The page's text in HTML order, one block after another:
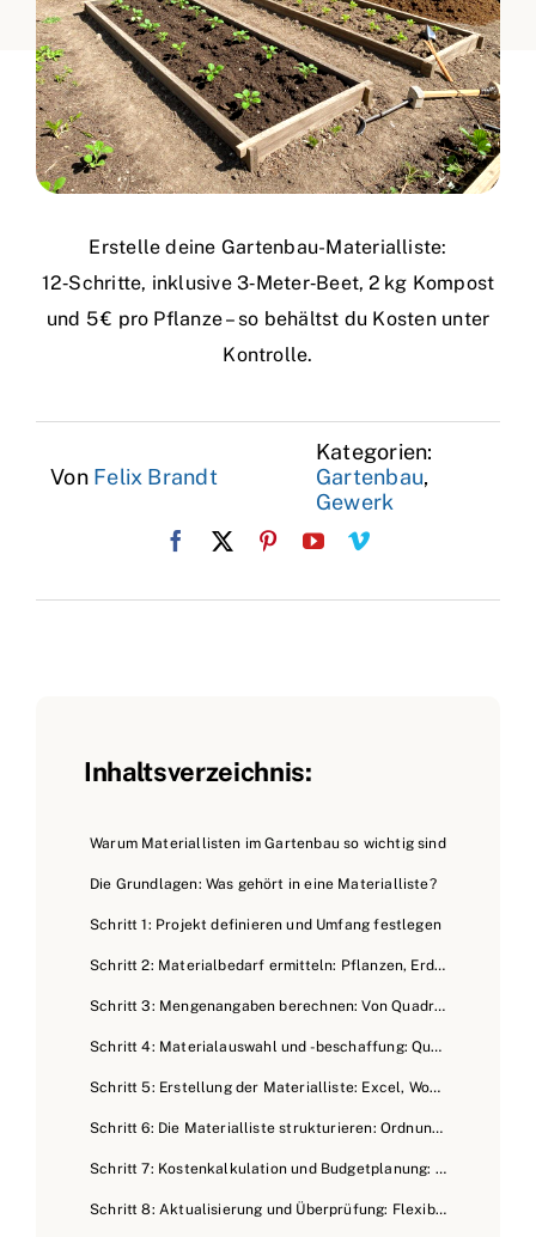
Erstelle deine Gartenbau-Materialliste:
12‑Schritte, inklusive 3‑Meter‑Beet, 2 kg Kompost
und 5 € pro Pflanze – so behältst du Kosten unter
Kontrolle.
Von Felix Brandt
Kategorien:
Gartenbau,
Gewerk
Inhaltsverzeichnis:
Warum Materiallisten im Gartenbau so wichtig sind
Die Grundlagen: Was gehört in eine Materialliste?
Schritt 1: Projekt definieren und Umfang festlegen
Schritt 2: Materialbedarf ermitteln: Pflanzen, Erde, Werkzeuge und mehr
Schritt 3: Mengenangaben berechnen: Von Quadratmetern bis Kubikmetern
Schritt 4: Materialauswahl und -beschaffung: Qualität und Preisvergleich
Schritt 5: Erstellung der Materialliste: Excel, Word oder spezielle Software
Schritt 6: Die Materialliste strukturieren: Ordnung ist das halbe Leben
Schritt 7: Kostenkalkulation und Budgetplanung: Der finanzielle Rahmen
Schritt 8: Aktualisierung und Überprüfung: Flexibilität ist Trumpf